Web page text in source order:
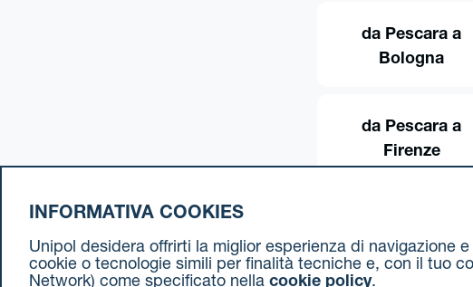
da Pescara a
Bologna
da Pescara a
Firenze
INFORMATIVA COOKIES
Unipol desidera offrirti la miglior esperienza di navigazione
cookie o tecnologie simili per finalità tecniche e, con il tuo
Network) come specificato nella cookie policy.